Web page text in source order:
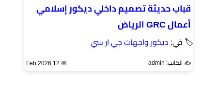
قباب حديثة تصميم داخلي ديكور إسلامي
أعمال GRC الرياض
🏷 في: ديكور واجهات جي ار سي
✍️ الكاتب: admin 📅 12 Feb 2026